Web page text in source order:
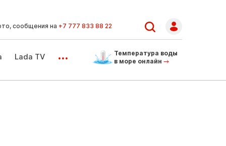
сообщения на +7 777 833 88 22
Lada TV ...
Температура воды
в море онлайн